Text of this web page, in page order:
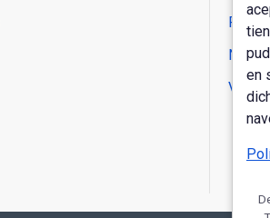
Vales
en